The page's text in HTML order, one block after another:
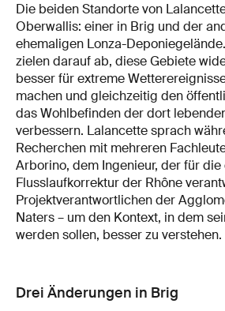
Die beiden Standorte von
Oberwallis: einer in Brig und der
ehemaligen Lonza-
zielen darauf ab, diese Gebiete
besser für extreme
machen und gleichzeitig den
das Wohlbefinden der dort
verbessern. Lalancette sprach
Recherchen mit mehreren
Arborino, dem Ingenieur, der für
Flusslaufkorrektur der Rhône
Projektverantwortlichen der
Naters – um den Kontext, in dem
werden sollen, besser zu verstehen.
Drei Änderungen in Brig